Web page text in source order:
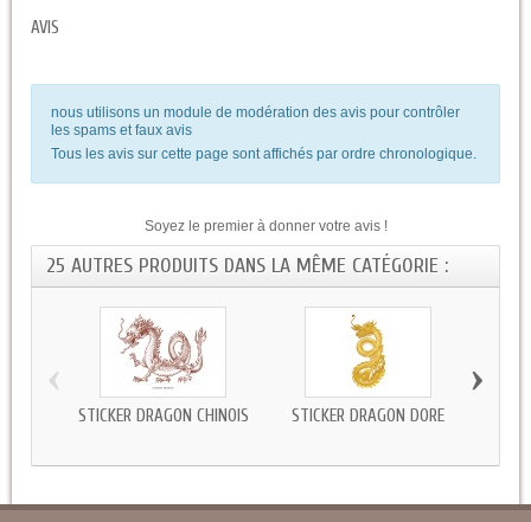
AVIS
nous utilisons un module de modération des avis pour contrôler
les spams et faux avis
Tous les avis sur cette page sont affichés par ordre chronologique.
Soyez le premier à donner votre avis !
25 AUTRES PRODUITS DANS LA MÊME CATÉGORIE :
STICKER DRAGON CHINOIS STICKER DRAGON DORÉ
‹ ›